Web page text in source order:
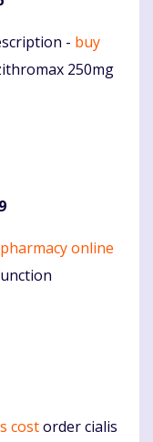
- buy
250mg
pharmacy online
costorder cialis